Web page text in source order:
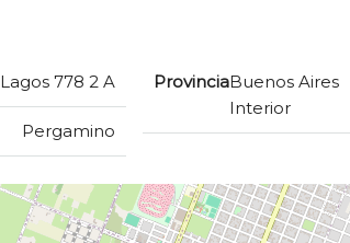
Lagos 778 2 A
Pergamino
ProvinciaBuenos Aires
Interior